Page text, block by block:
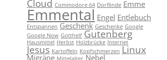
Cloud Commodore 64 Dorflinde Emme
Emmental Engel Entlebuch
Entspannen Geschenk Geschenke Google
Google Now Gotthelf Gutenberg
Hausmittel Herbst Holzbrücke Internet
Jesus Kartoffeln Kopfschmerzen Linux
Migräne Nebel